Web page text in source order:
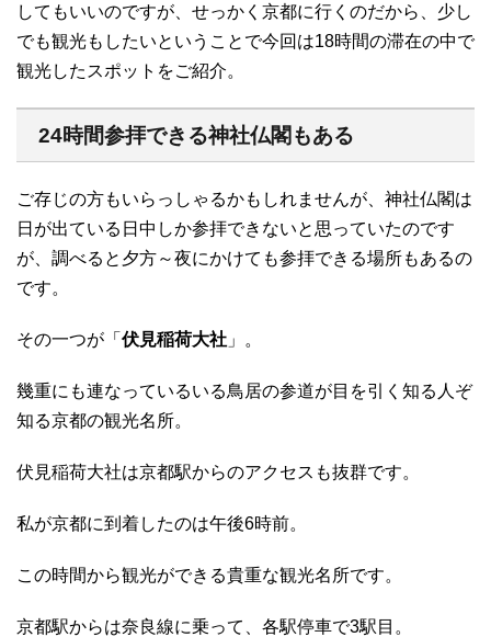
してもいいのですが、せっかく京都に行くのだから、少し
でも観光もしたいということで今回は18時間の滞在の中で
観光したスポットをご紹介。
24時間参拝できる神社仏閣もある
ご存じの方もいらっしゃるかもしれませんが、神社仏閣は
日が出ている日中しか参拝できないと思っていたのです
が、調べると夕方～夜にかけても参拝できる場所もあるの
です。
その一つが「 伏見稲荷大社 」。
幾重にも連なっているいる鳥居の参道が目を引く知る人ぞ
知る京都の観光名所。
伏見稲荷大社は京都駅からのアクセスも抜群です。
私が京都に到着したのは午後6時前。
この時間から観光ができる貴重な観光名所です。
京都駅からは奈良線に乗って、各駅停車で3駅目。